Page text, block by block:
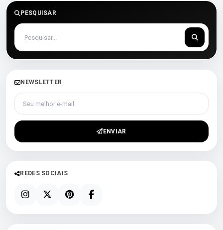
PESQUISAR
NEWSLETTER
Seu melhor e-mail
ENVIAR
REDES SOCIAIS